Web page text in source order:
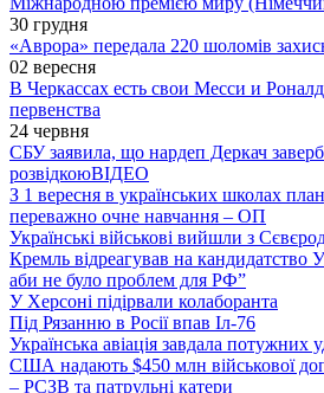
30 грудня
«Аврора» передала 220 шоломів
02 вересня
В Черкассах есть свои Месси и
первенства
24 червня
СБУ заявила, що нардеп Деркач
розвідкоюВІДЕО
З 1 вересня в українських школах
переважно очне навчання – ОП
Українські військові вийшли з
Кремль відреагував на кандидатство
аби не було проблем для РФ”
У Херсоні підірвали колаборанта
Під Рязанню в Росії впав Іл-76
Українська авіація завдала потужних
США надають $450 млн військової
– РСЗВ та патрульні катери